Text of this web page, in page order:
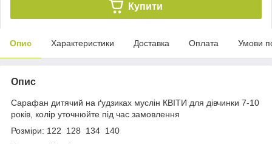
Купити
Опис Характеристики Доставка Оплата Умови
Опис
Сарафан дитячий на ґудзиках муслін КВІТИ для дівчинки 7-10
років, колір уточнюйте під час замовлення
Розміри: 122 128 134 140